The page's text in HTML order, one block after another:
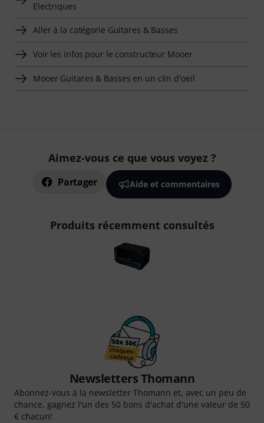
Electriques
Aller à la catégorie Guitares & Basses
Voir les infos pour le constructeur Mooer
Mooer Guitares & Basses en un clin d'oeil
Aimez-vous ce que vous voyez ?
Partager Aide et commentaires
Produits récemment consultés
Newsletters Thomann
Abonnez-vous à la newsletter Thomann et, avec un peu de
chance, gagnez l'un des 50 bons d'achat d'une valeur de 50
€ chacun!